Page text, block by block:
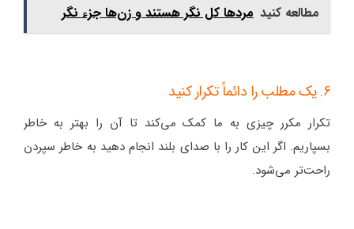
مطالعه کنید مردها کل نگر هستند و زن‌ها جزء نگر
6. یک مطلب را دائماً تکرار کنید
تکرار مکرر چیزی به ما کمک می‌کند تا آن را بهتر به خاطر
بسپاریم. اگر این کار را با صدای بلند انجام دهید به خاطر سپردن
راحت‌تر می‌شود.